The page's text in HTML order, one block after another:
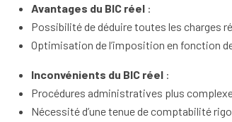
Avantages du BIC réel :
Possibilité de déduire toutes les charges
Optimisation de l’imposition en fonction
Inconvénients du BIC réel :
Procédures administratives plus
Nécessité d’une tenue de comptabilité